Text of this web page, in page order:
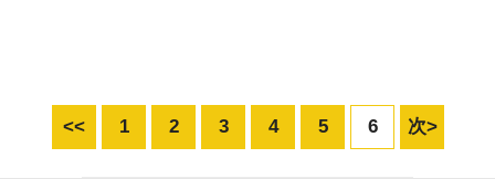
<< 1 2 3 4 5 6 次>